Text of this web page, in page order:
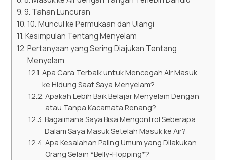
9. Tahan Luncuran
10. Muncul ke Permukaan dan Ulangi
Kesimpulan Tentang Menyelam
Pertanyaan yang Sering Diajukan Tentang
Menyelam
Apa Cara Terbaik untuk Mencegah Air Masuk
ke Hidung Saat Saya Menyelam?
Apakah Lebih Baik Belajar Menyelam Dengan
atau Tanpa Kacamata Renang?
Bagaimana Saya Bisa Mengontrol Seberapa
Dalam Saya Masuk Setelah Masuk ke Air?
Apa Kesalahan Paling Umum yang Dilakukan
Orang Selain *Belly-Flopping*?